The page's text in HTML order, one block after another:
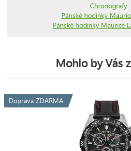
Chronografy
Pánské hodinky
Pánské hodinky Maurice
Mohlo by Vás
Doprava ZDARMA